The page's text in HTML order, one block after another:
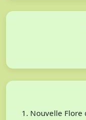
Nouvelle Flore